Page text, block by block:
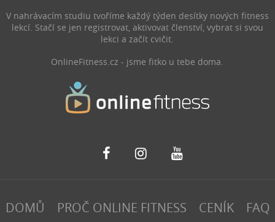
V nahrávacím studiu tvoříme každý týden desítky nových fitness
lekcí. Stačí se jen registrovat, aktivovat členství, vybrat si svou
lekci a začít cvičit.
OnlineFitness.cz - jsme fitko u tebe doma.
DOMŮ PROČ ONLINE FITNESS CENÍK FAQ